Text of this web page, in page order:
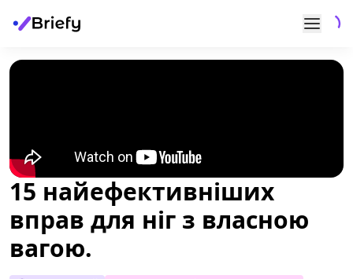
15 найефективніших
вправ для ніг з власною
вагою.